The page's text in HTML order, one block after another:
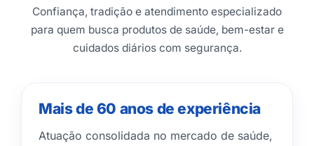
Confiança, tradição e atendimento especializado
para quem busca produtos de saúde, bem-estar e
cuidados diários com segurança.
Mais de 60 anos de experiência
Atuação consolidada no mercado de saúde,